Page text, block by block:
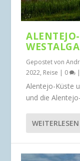
Gepostet von
2022, Reise | 0
Alentejo-Küste
und die
WEITERLESEN